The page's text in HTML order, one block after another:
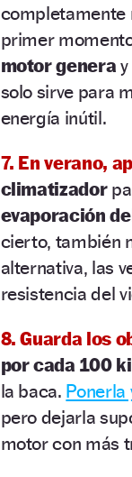
completamente
primer
motor genera
solo sirve para
energía inútil.
7. En verano,
climatizador
evaporación
cierto, también
alternativa, las
resistencia del
8. Guarda los
por cada 100
la baca. Ponerla
pero dejarla
motor con más